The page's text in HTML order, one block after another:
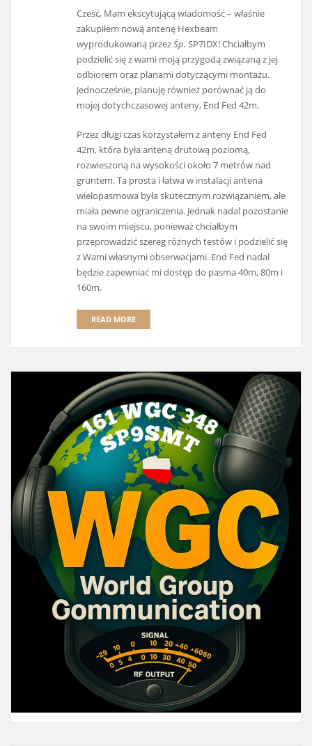
Cześć, Mam ekscytującą wiadomość – właśnie
zakupiłem nową antenę Hexbeam
wyprodukowaną przezŚp. SP7IDX! Chciałbym
podzielić się z wami moją przygodą związaną z jej
odbiorem oraz planami dotyczącymi montażu.
Jednocześnie, planuję również porównać ją do
mojej dotychczasowej anteny, End Fed 42m.
Przez długi czas korzystałem z anteny End Fed
42m, która była anteną drutową poziomą,
rozwieszoną na wysokości około 7 metrów nad
gruntem. Ta prosta i łatwa w instalacji antena
wielopasmowa była skutecznym rozwiązaniem, ale
miała pewne ograniczenia. Jednak nadal pozostanie
na swoim miejscu, ponieważ chciałbym
przeprowadzić szereg różnych testów i podzielić się
z Wami własnymi obserwacjami. End Fed nadal
będzie zapewniać mi dostęp do pasma 40m, 80m i
160m.
READ MORE